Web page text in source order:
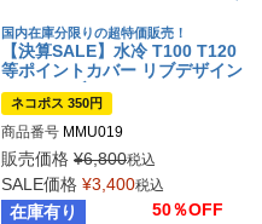
国内在庫分限りの超特価販売！
【決算SALE】水冷 T100 T120
等ポイントカバー リブデザイン
ショットブラスト Motone
ネコポス 350円
商品番号 MMU019
販売価格 ¥6,800税込
SALE価格 ¥3,400税込
在庫有り 50％OFF